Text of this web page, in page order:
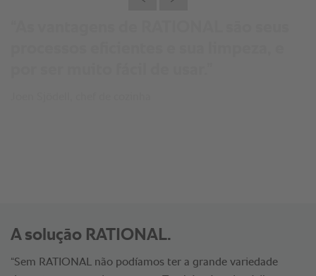
A solução RATIONAL.
“Sem RATIONAL não podíamos ter a grande variedade